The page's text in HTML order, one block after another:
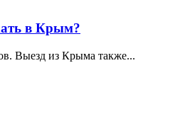
в Крым?
Выезд из Крыма также...